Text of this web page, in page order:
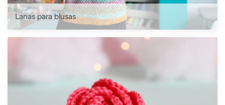
Lanas para blusas